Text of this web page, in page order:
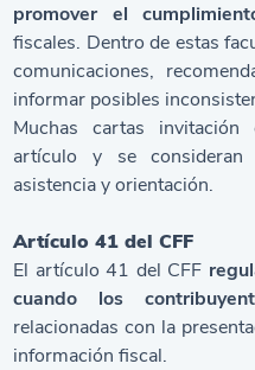
promover el
fiscales. Dentro de estas
comunicaciones,
informar posibles
Muchas cartas
artículo y se consideran
asistencia y orientación.
Artículo 41 del CFF
El artículo 41 del CFF
cuando los
relacionadas con la
información fiscal.